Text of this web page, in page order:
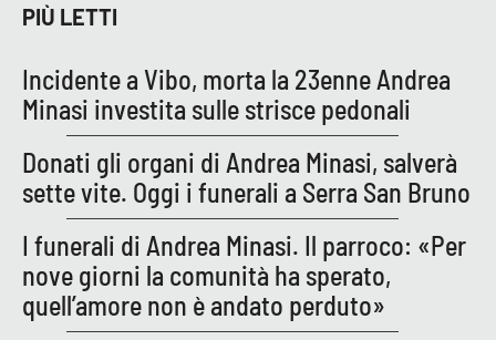
PIÙ LETTI
Incidente a Vibo, morta la 23enne Andrea
Minasi investita sulle strisce pedonali
Donati gli organi di Andrea Minasi, salverà
sette vite. Oggi i funerali a Serra San Bruno
I funerali di Andrea Minasi. Il parroco: «Per
nove giorni la comunità ha sperato,
quell’amore non è andato perduto»